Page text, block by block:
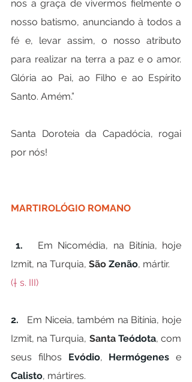
nos a graça de vivermos fielmente o
nosso batismo, anunciando à todos a
fé e, levar assim, o nosso atributo
para realizar na terra a paz e o amor.
Glória ao Pai, ao Filho e ao Espírito
Santo. Amém.”
Santa Doroteia da Capadócia, rogai
por nós!
MARTIROLÓGIO ROMANO
1. Em Nicomédia, na Bitínia, hoje
Izmit, na Turquia, São Zenão, mártir.
(† s. III)
2. Em Niceia, também na Bitínia, hoje
Izmit, na Turquia, Santa Teódota, com
seus filhos Evódio, Hermógenes
Calisto, mártires.